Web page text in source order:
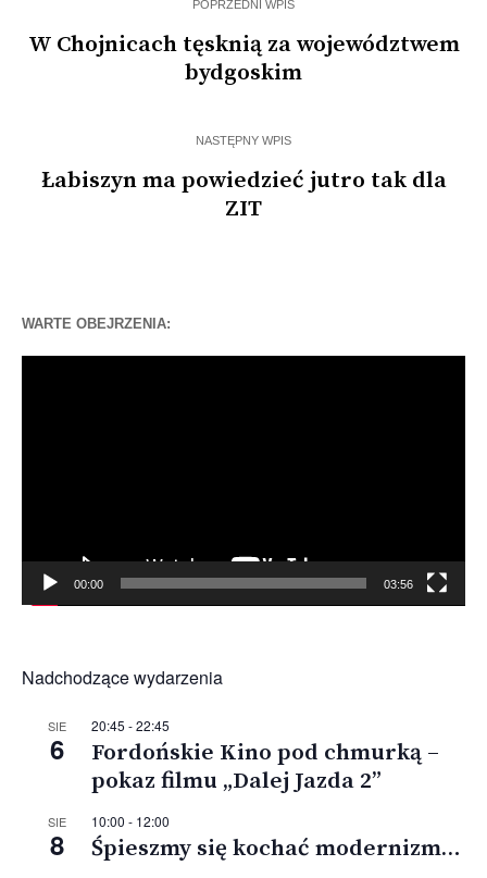
POPRZEDNI WPIS
W Chojnicach tęsknią za województwem
bydgoskim
NASTĘPNY WPIS
Łabiszyn ma powiedzieć jutro tak dla
ZIT
WARTE OBEJRZENIA:
00:00 03:56
Nadchodzące wydarzenia
SIE
6
20:45 -22:45
Fordońskie Kino pod chmurką –
pokaz filmu „Dalej Jazda 2”
SIE
8
10:00 - 12:00
Śpieszmy się kochać modernizm…